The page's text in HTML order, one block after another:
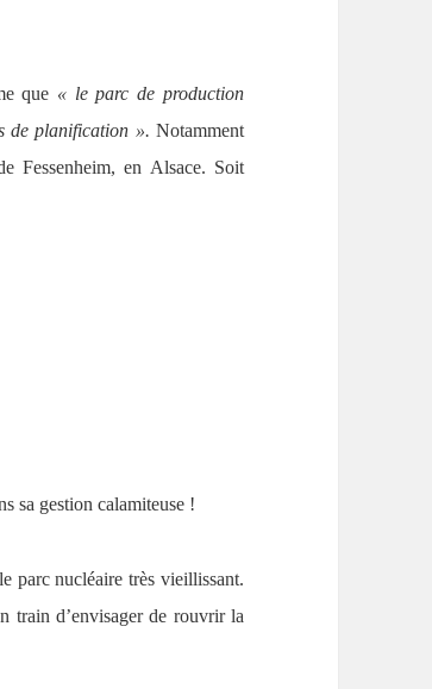
que « le parc de production
de planification ». Notamment
Fessenheim, en Alsace. Soit
sa gestion calamiteuse !
parc nucléaire très vieillissant.
train d’envisager de rouvrir la